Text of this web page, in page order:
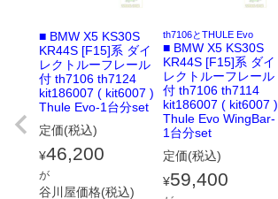
■ BMW X5 KS30S
KR44S [F15]系 ダイ
レクトルーフレール
付 th7106 th7124
kit186007 ( kit6007 )
Thule Evo-1台分set
定価(税込)
¥46,200
が
谷川屋価格(税込)
th7106とTHULE Evo
■ BMW X5 KS30S
KR44S [F15]系 ダイ
レクトルーフレール
付 th7106 th7114
kit186007 ( kit6007 )
Thule Evo WingBar-
1台分set
定価(税込)
¥59,400